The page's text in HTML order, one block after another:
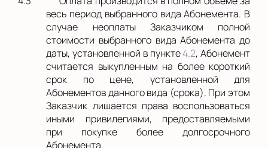
весь период выбранного вида Абонемента. В
случае неоплаты Заказчиком полной
стоимости выбранного вида Абонемента до
даты, установленной в пункте4.2, Абонемент
считается выкупленным на более короткий
срок по цене, установленной для
Абонементов данного вида (срока). При этом
Заказчик лишается права воспользоваться
иными привилегиями, предоставляемыми
при покупке более долгосрочного
Абонемента.